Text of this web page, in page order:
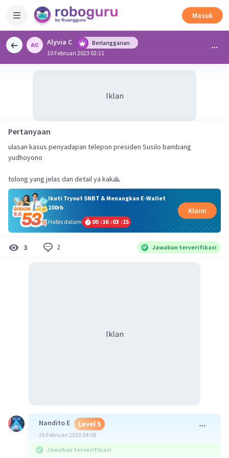
Masuk
Alyvia C
Berlangganan
10 Februari 2023 02:11
Iklan
Pertanyaan
ulasan kasus penyadapan telepon presiden Susilo bambang
yudhoyono
tolong yang jelas dan detail ya kak🙏
Ikuti Tryout SNBT & Menangkan E-Wallet
100rb
Habis dalam
00 :16 :03 :15
Klaim
3 2 Jawaban terverifikasi
Iklan
Nandito E Level 5
26 Februari 2023 04:58
Jawaban terverifikasi